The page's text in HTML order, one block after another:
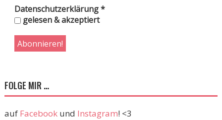
Datenschutzerklärung*
gelesen & akzeptiert
FOLGE MIR …
auf Facebookund Instagram! <3